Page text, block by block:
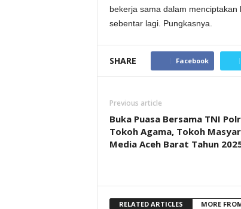
bekerja sama dalam
sebentar lagi. Pungkasnya.
SHARE Facebook
Previous article
Buka Puasa Bersama TNI
Tokoh Agama, Tokoh
Media Aceh Barat Tahun
RELATED ARTICLES MORE